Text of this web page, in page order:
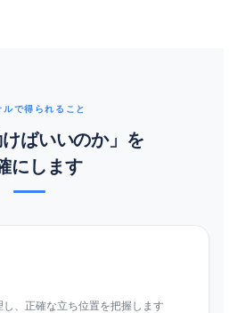
ルで得られること
けばいいのか」を
にします
、正確な立ち位置を把握します